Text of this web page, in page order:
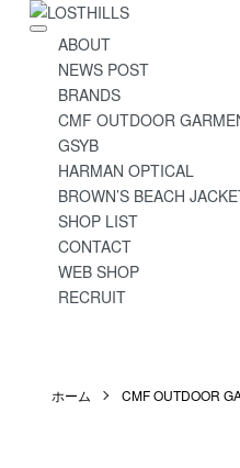
ABOUT
NEWS POST
BRANDS
CMF OUTDOOR
GSYB
HARMAN OPTICAL
BROWN’S BEACH
SHOP LIST
CONTACT
WEB SHOP
RECRUIT
ホーム CMF OUTDOOR